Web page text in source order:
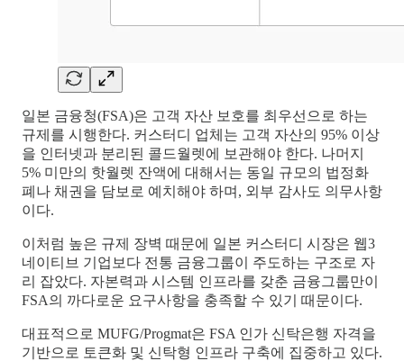
일본 금융청(FSA)은 고객 자산 보호를 최우선으로 하는
규제를 시행한다. 커스터디 업체는 고객 자산의 95% 이상
을 인터넷과 분리된 콜드월렛에 보관해야 한다. 나머지
5% 미만의 핫월렛 잔액에 대해서는 동일 규모의 법정화
폐나 채권을 담보로 예치해야 하며, 외부 감사도 의무사항
이다.
이처럼 높은 규제 장벽 때문에 일본 커스터디 시장은 웹3
네이티브 기업보다 전통 금융그룹이 주도하는 구조로 자
리 잡았다. 자본력과 시스템 인프라를 갖춘 금융그룹만이
FSA의 까다로운 요구사항을 충족할 수 있기 때문이다.
대표적으로 MUFG/Progmat은 FSA 인가 신탁은행 자격을
기반으로 토큰화 및 신탁형 인프라 구축에 집중하고 있다.